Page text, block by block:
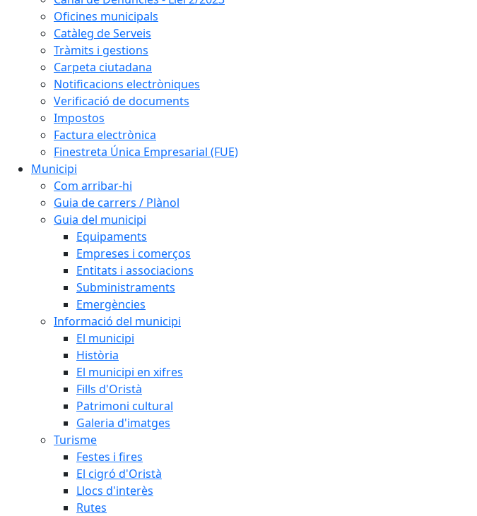
Oficines municipals
Catàleg de Serveis
Tràmits i gestions
Carpeta ciutadana
Notificacions electròniques
Verificació de documents
Impostos
Factura electrònica
Finestreta Única Empresarial (FUE)
Municipi
Com arribar-hi
Guia de carrers / Plànol
Guia del municipi
Equipaments
Empreses i comerços
Entitats i associacions
Subministraments
Emergències
Informació del municipi
El municipi
Història
El municipi en xifres
Fills d'Oristà
Patrimoni cultural
Galeria d'imatges
Turisme
Festes i fires
El cigró d'Oristà
Llocs d'interès
Rutes